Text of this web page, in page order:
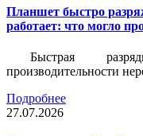
Планшет быстро
работает: что могло
Быстрая
производительности
Подробнее
27.07.2026